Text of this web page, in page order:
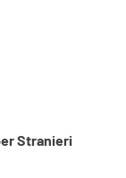
Stranieri